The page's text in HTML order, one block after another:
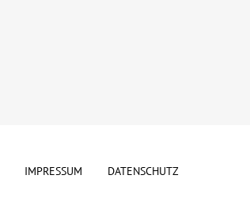
IMPRESSUM
DATENSCHUTZ